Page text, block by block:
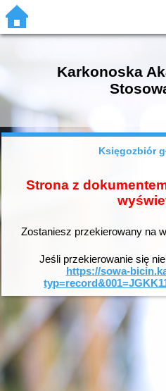
Karkonoska
Księgozbiór
Strona z
Zostaniesz przekierowany na
Jeśli przekierowanie się
https://sowa-